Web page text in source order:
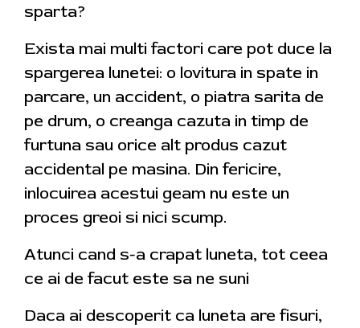
sparta?
Exista mai multi factori care pot duce la
spargerea lunetei: o lovitura in spate in
parcare, un accident, o piatra sarita de
pe drum, o creanga cazuta in timp de
furtuna sau orice alt produs cazut
accidental pe masina. Din fericire,
inlocuirea acestui geam nu este un
proces greoi si nici scump.
Atunci cand s-a crapat luneta, tot ceea
ce ai de facut este sa ne suni
Daca ai descoperit ca luneta are fisuri,